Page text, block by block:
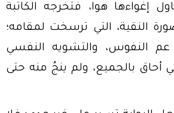
إغواءها هوا، فتخرجه الكاتبة
النقية، التي ترسخت لمقامه؛
عم النفوس، والتشويه النفسي
أحاق بالجميع، ولم ينجُ منه حتى